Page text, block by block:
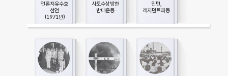
언론자유수호
선언
(1971년)
사토수상방한
반대운동
인턴,
레지던트파동